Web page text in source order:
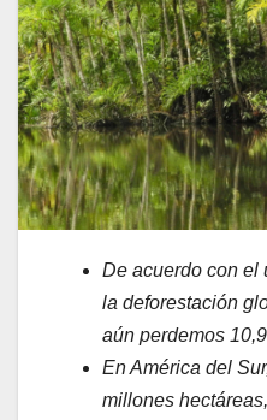
De acuerdo con el
la deforestación
aún perdemos
En América del
millones